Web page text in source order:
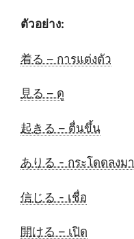
ตัวอย่าง:
着る – การแต่งตัว
見る – ดู
起きる – ตื่นขึ้น
ありる - กระโดดลงมา
信じる - เชื่อ
開ける – เปิด